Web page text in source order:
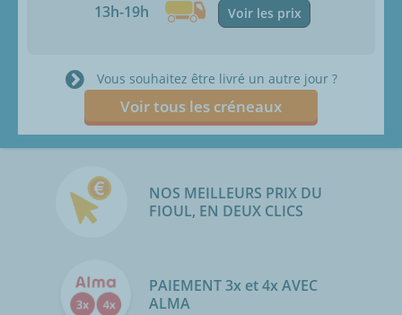
13h-19h Voir les prix
Vous souhaitez être livré un autre jour ?
Voir tous les créneaux
NOS MEILLEURS PRIX DU
FIOUL, EN DEUX CLICS
PAIEMENT 3x et 4x AVEC
ALMA